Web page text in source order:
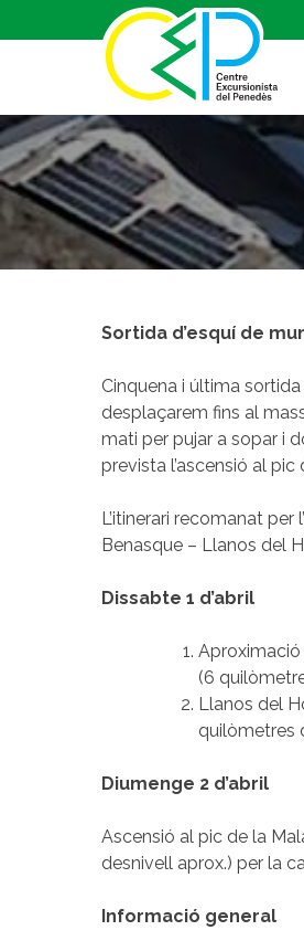
k
t
o
c
o
n
Sortida d’esquí de
Cinquena i última
desplaçarem fins al
mati per pujar a sopar i
prevista l’ascensió al
L’itinerari recomanat per
Benasque – Llanos del
Dissabte 1 d’abril
Aproximació
(6
Llanos del
quilòmetres
Diumenge 2 d’abril
Ascensió al pic de la
desnivell aprox.) per la
Informació general